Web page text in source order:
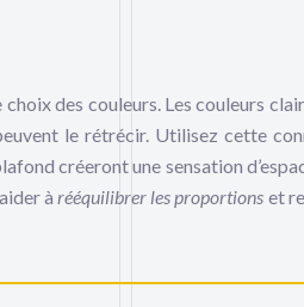
des couleurs. Les couleurs
le rétrécir. Utilisez cette
créeront une sensation
àrééquilibrer les proportions et